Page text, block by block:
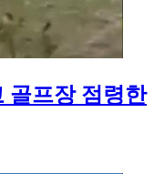
골프장 점령한